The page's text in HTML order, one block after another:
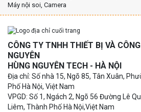
Máy nội soi, Camera
CÔNG TY TNHH THIẾT BỊ VÀ
NGUYÊN
HÙNG NGUYÊN TECH - HÀ NỘI
Địa chỉ: Số nhà 15, Ngõ 85, Tân Xuân,
Phố Hà Nội, Việt Nam
VPGD: Số 1, Ngách 2, Ngõ 56 Đường Lê
Liêm, Thành Phố Hà Nội,Việt Nam